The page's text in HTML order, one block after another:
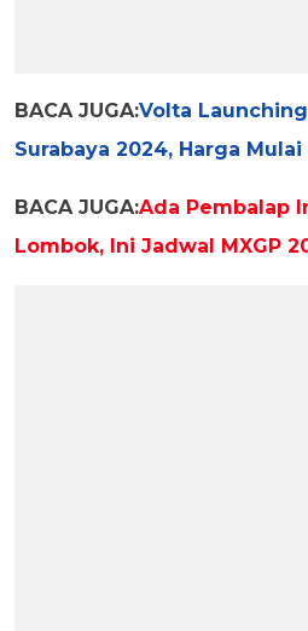
BACA JUGA:Volta
Surabaya 2024, Harga Mulai
BACA JUGA:Ada Pembalap
Lombok, Ini Jadwal MXGP